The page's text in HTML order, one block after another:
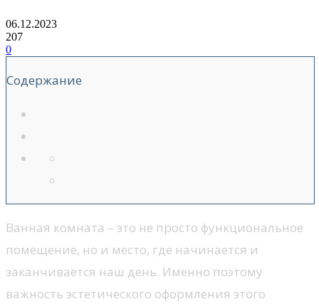
06.12.2023
207
0
Содержание
Ванная комната – это не просто функциональное
помещение, но и место, где начинается и
заканчивается наш день. Именно поэтому
важность эстетического оформления этого